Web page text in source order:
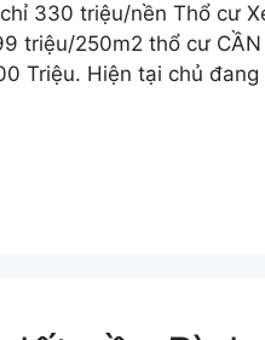
330 triệu/nền Thổ cư
triệu/250m2 thổ cư
Triệu. Hiện tại chủ